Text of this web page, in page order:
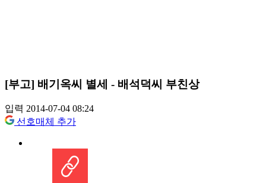
[부고] 배기옥씨 별세 - 배석덕씨 부친상
입력 2014-07-04 08:24
선호매체 추가